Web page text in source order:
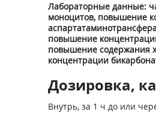
Лабораторные данные:
моноцитов, повышение
повышение
повышение содержания
концентрации
Дозировка,
Внутрь, за 1 ч до или